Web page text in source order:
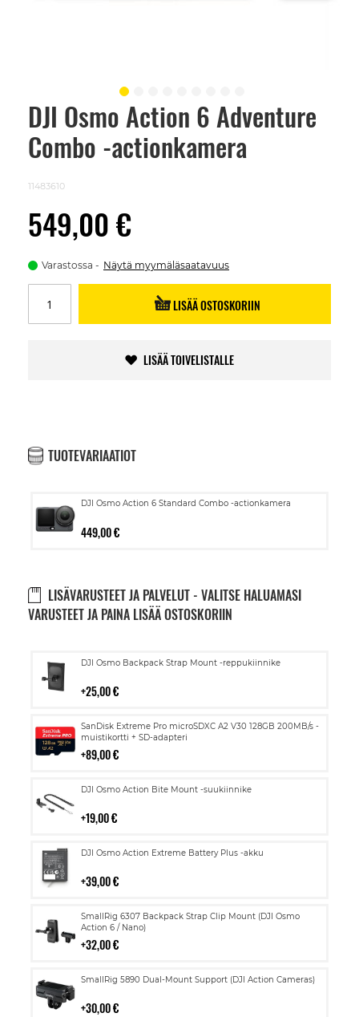
DJI Osmo Action 6 Adventure
Combo -actionkamera
11483610
549,00 €
Varastossa Näytä myymäläsaatavuus
LISÄÄ OSTOSKORIIN
LISÄÄ TOIVELISTALLE
TUOTEVARIAATIOT
DJI Osmo Action 6 Standard Combo -actionkamera
449,00 €
LISÄVARUSTEET JA PALVELUT - VALITSE HALUAMASI
VARUSTEET JA PAINA LISÄÄ OSTOSKORIIN
DJI Osmo Backpack Strap Mount -reppukiinnike
25,00 €
Lisää
SanDisk Extreme Pro microSDXC A2 V30 128GB 200MB/s -
muistikortti + SD-adapteri
89,00 €
Lisää
ostoskoriin
DJI Osmo Action Bite Mount -suukiinnike
19,00 €
Lisää
DJI Osmo Action Extreme Battery Plus -akku
39,00 €
Lisää
SmallRig 6307 Backpack Strap Clip Mount (DJI Osmo
Action 6 / Nano)
32,00 €
Lisää
ostoskoriin
SmallRig 5890 Dual-Mount Support (DJI Action Cameras)
30,00 €
Lisää
Skip
beginning
images